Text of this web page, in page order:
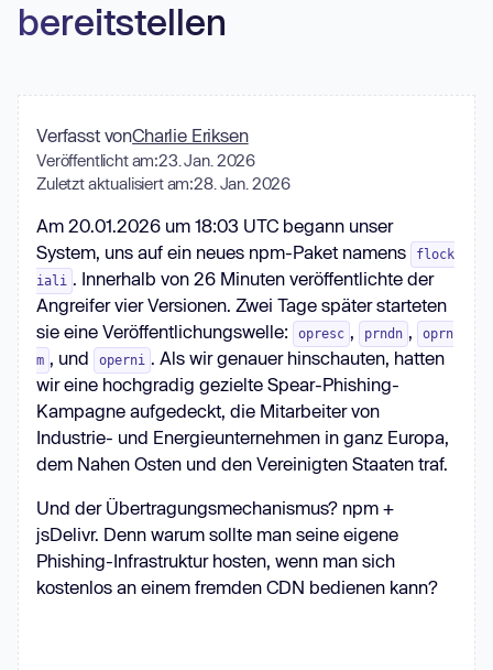
bereitstellen
Verfasst vonCharlie Eriksen
Veröffentlicht am:23. Jan. 2026
Zuletzt aktualisiert am:28. Jan. 2026
Am 20.01.2026 um 18:03 UTC begann unser
System, uns auf ein neues npm-Paket namens
flock
iali . Innerhalb von 26 Minuten veröffentlichte der
Angreifer vier Versionen. Zwei Tage später starteten
sie eine Veröffentlichungswelle:
opresc , prndn ,
oprn
m , und operni . Als wir genauer hinschauten, hatten
wir eine hochgradig gezielte Spear-Phishing-
Kampagne aufgedeckt, die Mitarbeiter von
Industrie- und Energieunternehmen in ganz Europa,
dem Nahen Osten und den Vereinigten Staaten traf.
Und der Übertragungsmechanismus? npm +
jsDelivr. Denn warum sollte man seine eigene
Phishing-Infrastruktur hosten, wenn man sich
kostenlos an einem fremden CDN bedienen kann?